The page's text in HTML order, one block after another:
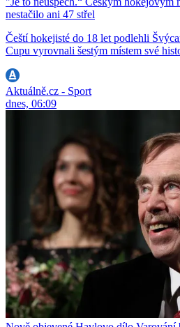
nestačilo ani 47 střel
Čeští hokejisté do 18 let podlehli
Cupu vyrovnali šestým místem své
Aktuálně.cz - Sport
dnes, 06:09